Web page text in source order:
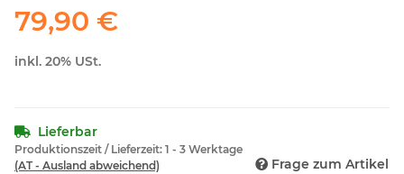
79,90 €
inkl. 20% USt.
Lieferbar
Produktionszeit / Lieferzeit: 1 - 3 Werktage
(AT - Ausland abweichend)
Frage zum Artikel